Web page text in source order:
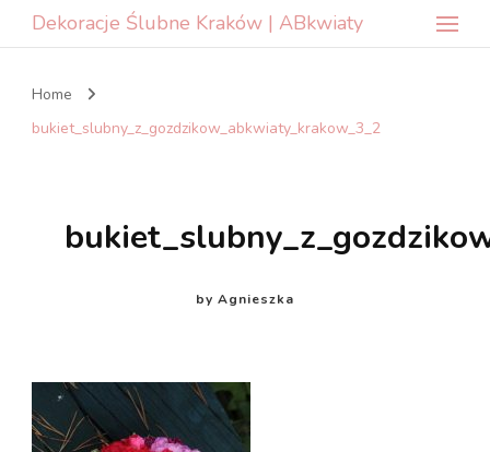
Dekoracje Ślubne Kraków | ABkwiaty
Home
bukiet_slubny_z_gozdzikow_abkwiaty_krakow_3_2
by Agnieszka